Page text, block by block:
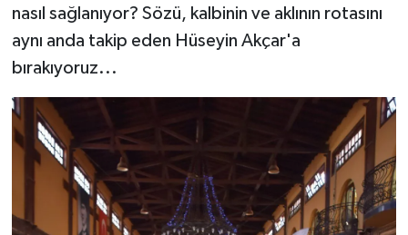
nasıl sağlanıyor? Sözü, kalbinin ve aklının rotasını
aynı anda takip eden Hüseyin Akçar'a
bırakıyoruz...